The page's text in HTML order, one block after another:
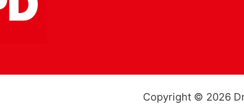
Copyright © 2026